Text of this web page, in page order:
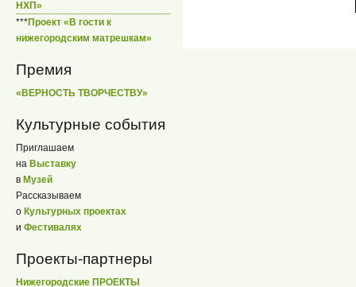
НХП»
***Проект «В гости к
нижегородским матрешкам»
Премия
«ВЕРНОСТЬ ТВОРЧЕСТВУ»
Культурные события
Приглашаем
на Выставку
в Музей
Рассказываем
о Культурных проектах
и Фестивалях
Проекты-партнеры
Нижегородские ПРОЕКТЫ